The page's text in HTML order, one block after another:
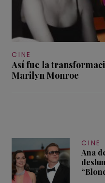
CINE
Así fue la
Marilyn Monroe
CINE
Ana